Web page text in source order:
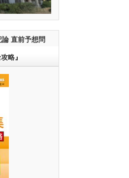
直前予想問
略』